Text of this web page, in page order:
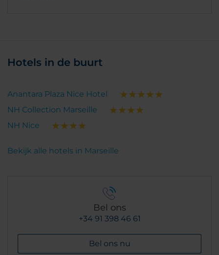
Hotels in de buurt
Anantara Plaza Nice Hotel
NH Collection Marseille
NH Nice
Bekijk alle hotels in Marseille
Bel ons
+34 91 398 46 61
Bel ons nu